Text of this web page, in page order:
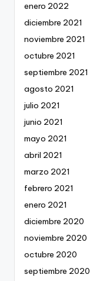
enero 2022
diciembre 2021
noviembre 2021
octubre 2021
septiembre 2021
agosto 2021
julio 2021
junio 2021
mayo 2021
abril 2021
marzo 2021
febrero 2021
enero 2021
diciembre 2020
noviembre 2020
octubre 2020
septiembre 2020